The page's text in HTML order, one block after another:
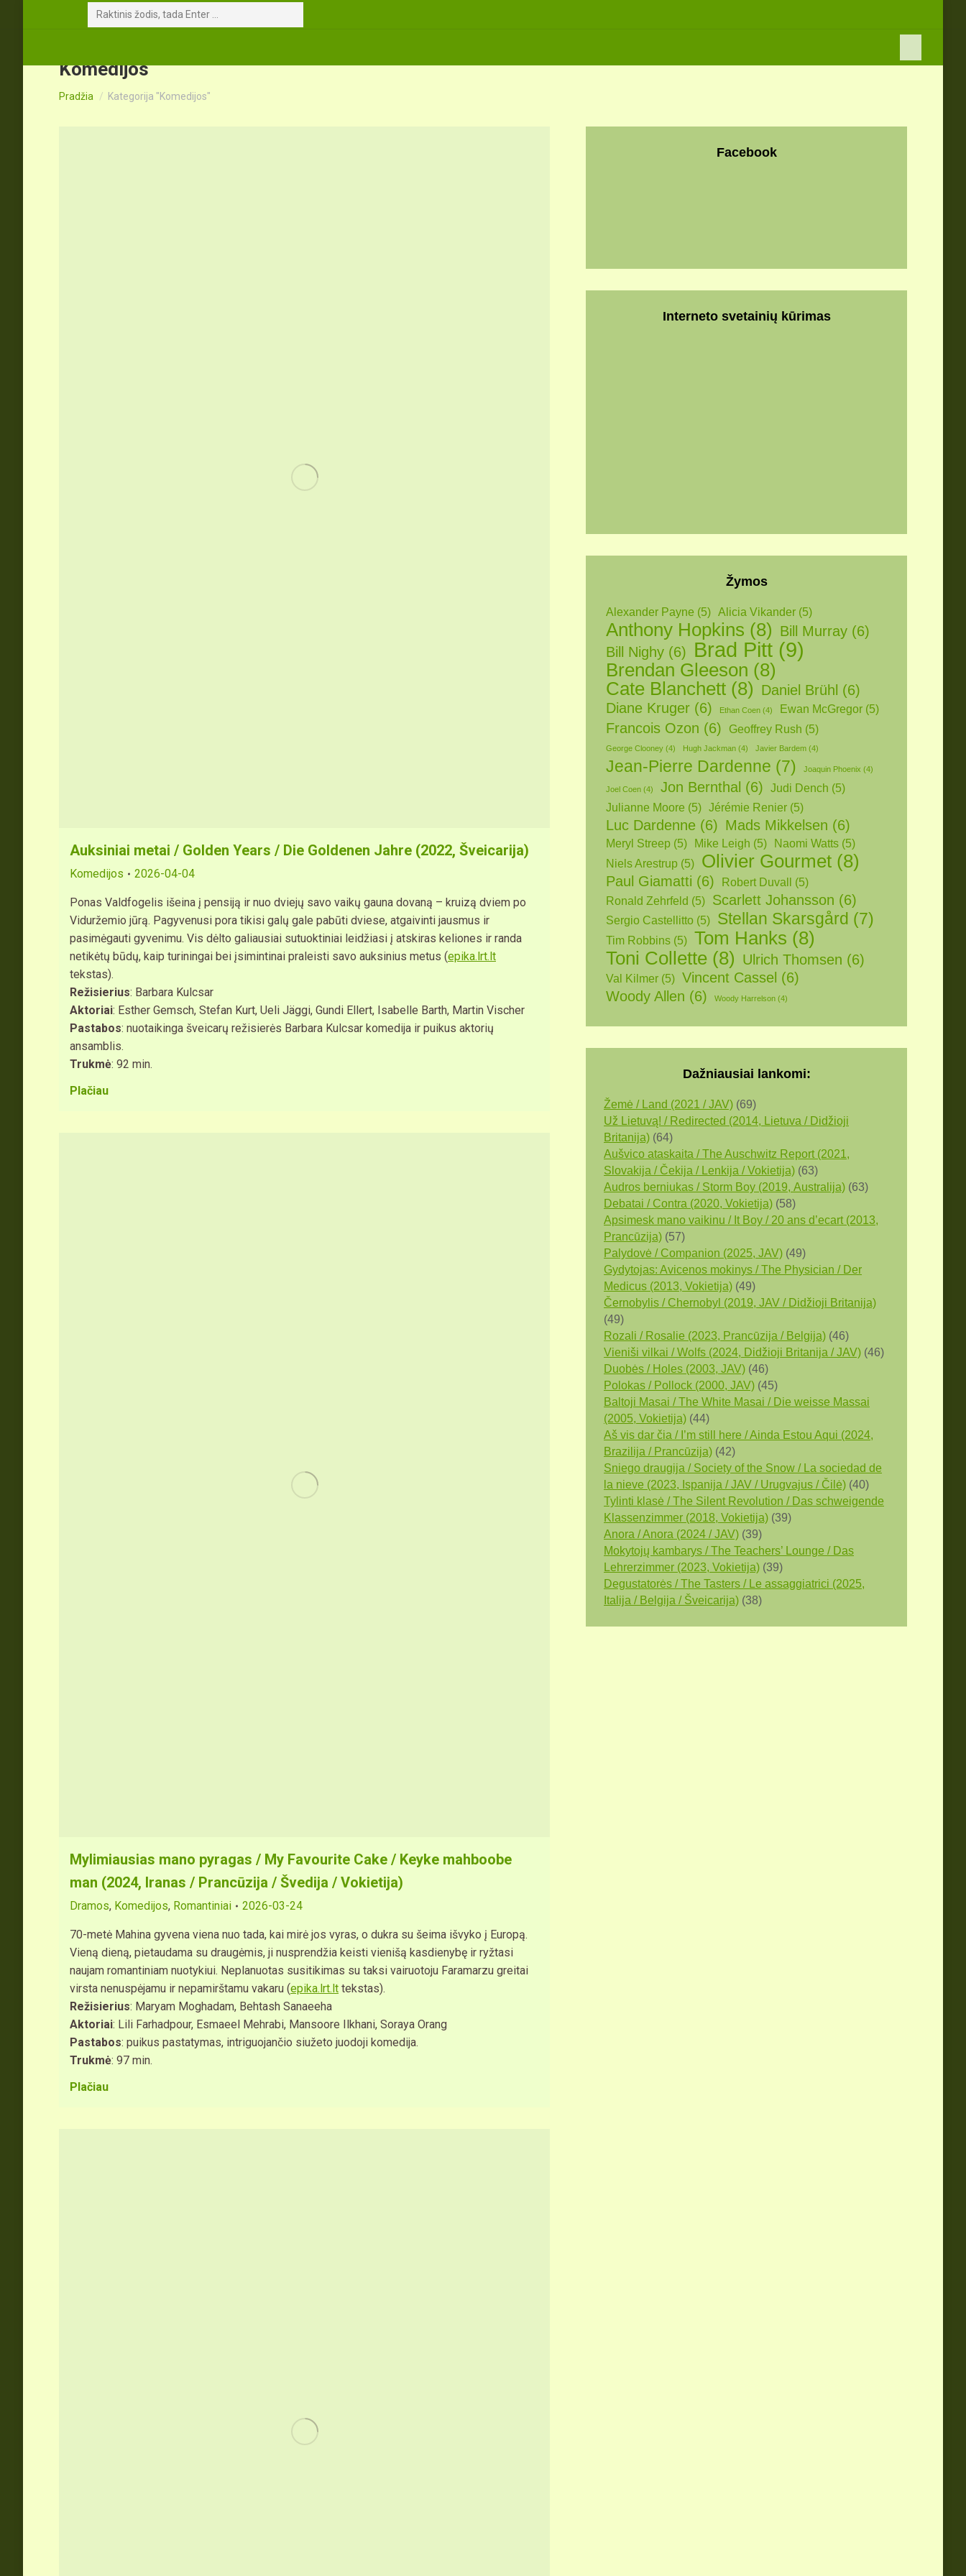
Search:
Komedijos
You are here:
Pradžia Kategorija "Komedijos"
Auksiniai metai / Golden Years / Die Goldenen Jahre (2022, Šveicarija)
Komedijos 2026-04-04
Ponas Valdfogelis išeina į pensiją ir nuo dviejų savo vaikų gauna dovaną – kruizą dviem po
Viduržemio jūrą. Pagyvenusi pora tikisi galų gale pabūti dviese, atgaivinti jausmus ir
pasimėgauti gyvenimu. Vis dėlto galiausiai sutuoktiniai leidžiasi į atskiras keliones ir randa
netikėtų būdų, kaip turiningai bei įsimintinai praleisti savo auksinius metus (epika.lrt.lt
tekstas).
Režisierius: Barbara Kulcsar
Aktoriai: Esther Gemsch, Stefan Kurt, Ueli Jäggi, Gundi Ellert, Isabelle Barth, Martin Vischer
Pastabos: nuotaikinga šveicarų režisierės Barbara Kulcsar komedija ir puikus aktorių
ansamblis.
Trukmė: 92 min.
Plačiau
Mylimiausias mano pyragas / My Favourite Cake / Keyke mahboobe
man (2024, Iranas / Prancūzija / Švedija / Vokietija)
Dramos, Komedijos, Romantiniai 2026-03-24
70-metė Mahina gyvena viena nuo tada, kai mirė jos vyras, o dukra su šeima išvyko į Europą.
Vieną dieną, pietaudama su draugėmis, ji nusprendžia keisti vienišą kasdienybę ir ryžtasi
naujam romantiniam nuotykiui. Neplanuotas susitikimas su taksi vairuotoju Faramarzu greitai
virsta nenuspėjamu ir nepamirštamu vakaru (epika.lrt.lt tekstas).
Režisierius: Maryam Moghadam, Behtash Sanaeeha
Aktoriai: Lili Farhadpour, Esmaeel Mehrabi, Mansoore Ilkhani, Soraya Orang
Pastabos: puikus pastatymas, intriguojančio siužeto juodoji komedija.
Trukmė: 97 min.
Plačiau
Facebook
Interneto svetainių kūrimas
Žymos
Alexander Payne (5) Alicia Vikander (5)
Anthony Hopkins (8) Bill Murray (6)
Bill Nighy (6) Brad Pitt (9)
Brendan Gleeson (8)
Cate Blanchett (8) Daniel Brühl (6)
Diane Kruger (6) Ethan Coen (4) Ewan McGregor (5)
Francois Ozon (6) Geoffrey Rush (5)
George Clooney (4) Hugh Jackman (4) Javier Bardem (4)
Jean-Pierre Dardenne (7) Joaquin Phoenix (4)
Joel Coen (4) Jon Bernthal (6) Judi Dench (5)
Julianne Moore (5) Jérémie Renier (5)
Luc Dardenne (6) Mads Mikkelsen (6)
Meryl Streep (5) Mike Leigh (5) Naomi Watts (5)
Niels Arestrup (5) Olivier Gourmet (8)
Paul Giamatti (6) Robert Duvall
(5)
Ronald Zehrfeld (5) Scarlett Johansson (6)
Sergio Castellitto (5) Stellan Skarsgård (7)
Tim Robbins (5) Tom Hanks (8)
Toni Collette (8) Ulrich Thomsen (6)
Val Kilmer (5) Vincent Cassel (6)
Woody Allen (6) Woody Harrelson (4)
Dažniausiai lankomi:
Žemė / Land (2021 / JAV) (69)
Už Lietuvą! / Redirected (2014, Lietuva / Didžioji
Britanija) (64)
Aušvico ataskaita / The Auschwitz Report (2021,
Slovakija / Čekija / Lenkija / Vokietija) (63)
Audros berniukas / Storm Boy (2019, Аustralija) (63)
Debatai / Contra (2020, Vokietija) (58)
Apsimesk mano vaikinu / It Boy / 20 ans d’ecart (2013,
Prancūzija) (57)
Palydovė / Companion (2025, JAV) (49)
Gydytojas: Avicenos mokinys / The Physician / Der
Medicus (2013, Vokietija) (49)
Černobylis / Chernobyl (2019, JAV / Didžioji Britanija)
(49)
Rozali / Rosalie (2023, Prancūzija / Belgija) (46)
Vieniši vilkai / Wolfs (2024, Didžioji Britanija / JAV) (46)
Duobės / Holes (2003, JAV) (46)
Polokas / Pollock (2000, JAV) (45)
Baltoji Masai / The White Masai / Die weisse Massai
(2005, Vokietija) (44)
Aš vis dar čia / I’m still here / Ainda Estou Aqui (2024,
Brazilija / Prancūzija) (42)
Sniego draugija / Society of the Snow / La sociedad de
la nieve (2023, Ispanija / JAV / Urugvajus / Čilė) (40)
Tylinti klasė / The Silent Revolution / Das schweigende
Klassenzimmer (2018, Vokietija) (39)
Anora / Anora (2024 / JAV) (39)
Mokytojų kambarys / The Teachers’ Lounge / Das
Lehrerzimmer (2023, Vokietija) (39)
Degustatorės / The Tasters / Le assaggiatrici (2025,
Italija / Belgija / Šveicarija) (38)